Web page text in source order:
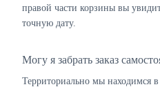
правой части корзины вы
точную дату.
Могу я забрать заказ
Территориально мы находимся